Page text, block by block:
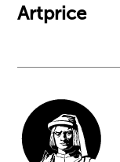
Artprice